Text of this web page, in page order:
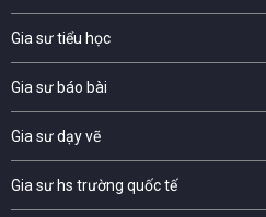
Gia sư tiểu học
Gia sư báo bài
Gia sư dạy vẽ
Gia sư hs trường quốc tế